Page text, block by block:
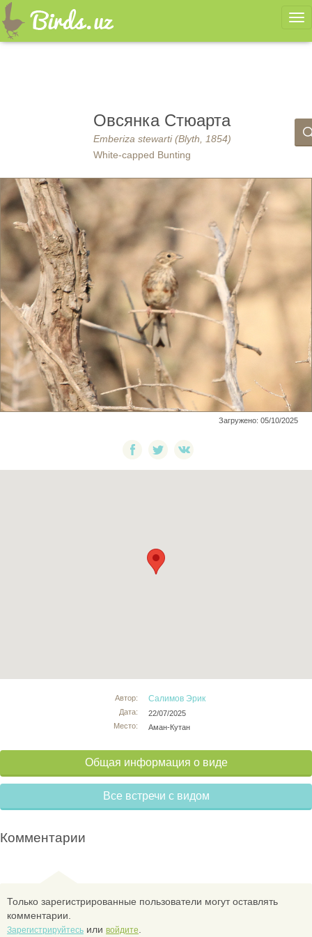
Овсянка Стюарта
Emberiza stewarti (Blyth, 1854)
White-capped Bunting
Загружено: 05/10/2025
Автор:
Дата:
Место:
Салимов Эрик
22/07/2025
Аман-Кутан
Общая информация о виде
Все встречи с видом
Комментарии
Только зарегистрированные пользователи могут оставлять
комментарии.
Зарегистрируйтесь или войдите